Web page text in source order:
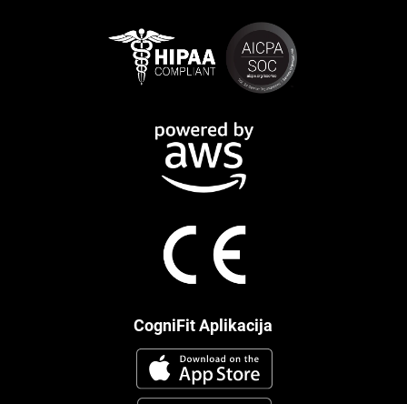
CogniFit Aplikacija